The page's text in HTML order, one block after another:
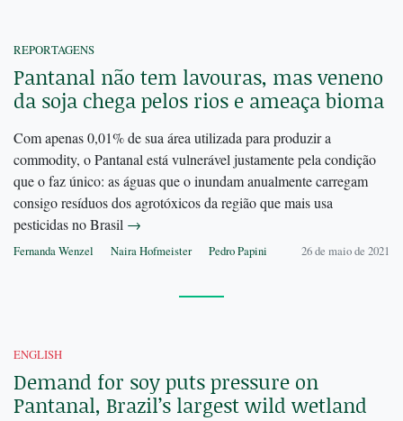
REPORTAGENS
Pantanal não tem lavouras, mas veneno
da soja chega pelos rios e ameaça bioma
Com apenas 0,01% de sua área utilizada para produzir a
commodity, o Pantanal está vulnerável justamente pela condição
que o faz único: as águas que o inundam anualmente carregam
consigo resíduos dos agrotóxicos da região que mais usa
pesticidas no Brasil →
Fernanda Wenzel Naira Hofmeister Pedro Papini 26 de maio de 2021
ENGLISH
Demand for soy puts pressure on
Pantanal, Brazil’s largest wild wetland